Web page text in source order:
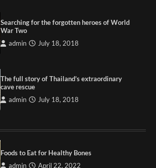
Searching for the forgotten heroes of World
War Two
admin July 18, 2018
The full story of Thailand’s extraordinary
cave rescue
admin July 18, 2018
Foods to Eat for Healthy Bones
admin April 22, 2022